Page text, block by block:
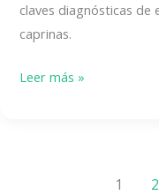
claves diagnósticas de
caprinas.
Tuberculosis
Leer más »
1 2